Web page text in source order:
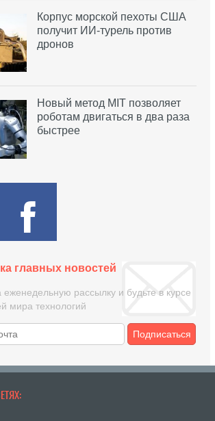
Корпус морской пехоты США
получит ИИ-турель против
дронов
Новый метод MIT позволяет
роботам двигаться в два раза
быстрее
главных новостей
рассылку и будьте в курсе
мира технологий
Подписаться